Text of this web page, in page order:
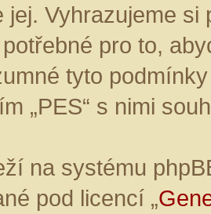
jej. Vyhrazujeme
pro to,
tyto
„PES“ s nimi
na systému
pod licencí „